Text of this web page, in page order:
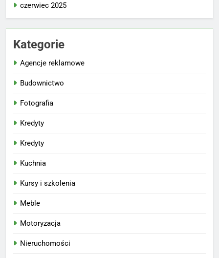
czerwiec 2025
Kategorie
Agencje reklamowe
Budownictwo
Fotografia
Kredyty
Kredyty
Kuchnia
Kursy i szkolenia
Meble
Motoryzacja
Nieruchomości